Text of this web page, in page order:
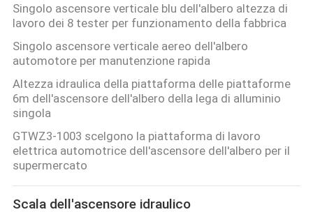
Singolo ascensore verticale blu dell'albero altezza di
lavoro dei 8 tester per funzionamento della fabbrica
Singolo ascensore verticale aereo dell'albero
automotore per manutenzione rapida
Altezza idraulica della piattaforma delle piattaforme
6m dell'ascensore dell'albero della lega di alluminio
singola
GTWZ3-1003 scelgono la piattaforma di lavoro
elettrica automotrice dell'ascensore dell'albero per il
supermercato
Scala dell'ascensore idraulico